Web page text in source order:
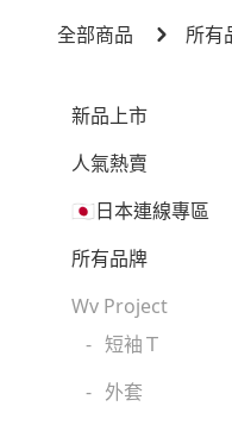
全部商品 所有
新品上市
人氣熱賣
🇯🇵日本連線專區
三麗鷗現貨區任兩
三麗鷗
吉伊卡哇
迪士尼
所有品牌
Wv Project
- 短袖Ｔ
- 外套